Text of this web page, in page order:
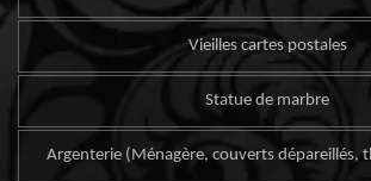
Vieilles cartes postales
Statue de marbre
Argenterie (Ménagère, couverts dépareillés,